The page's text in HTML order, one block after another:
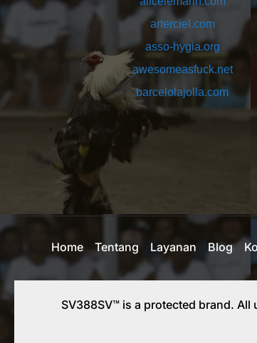
arterciel.com
asso-hygia.org
awesomeasfuck.net
barcelolajolla.com
bellfivelimo.com
bignightcatering.com
buddhismo-pesaro.org
club-cembran.com
columbusitpartner.com
comparucci.com
Home Tentang Layanan Blog
SV388SV™ is a protected brand.